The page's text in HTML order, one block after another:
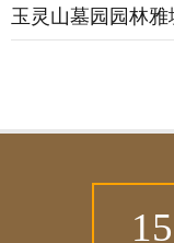
玉灵山墓园园林